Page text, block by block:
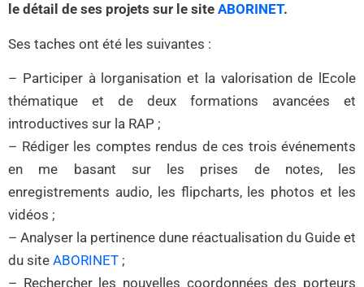
le détail de ses projets sur le site ABORINET.
Ses taches ont été les suivantes :
– Participer à lorganisation et la valorisation de lEcole
thématique et de deux formations avancées et
introductives sur la RAP ;
– Rédiger les comptes rendus de ces trois événements
en me basant sur les prises de notes, les
enregistrements audio, les flipcharts, les photos et les
vidéos ;
– Analyser la pertinence dune réactualisation du Guide et
du site ABORINET ;
– Rechercher les nouvelles coordonnées des porteurs